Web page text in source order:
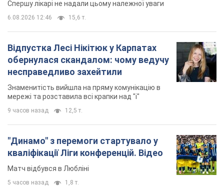
Спершу лікарі не надали цьому належної уваги
6.08.2026 12:46 15,6 т.
Відпустка Лесі Нікітюк у Карпатах
обернулася скандалом: чому ведучу
несправедливо захейтили
Знаменитість вийшла на пряму комунікацію в
мережі та розставила всі крапки над "і"
9 часов назад 12,5 т.
"Динамо" з перемоги стартувало у
кваліфікації Ліги конференцій. Відео
Матч відбувся в Любліні
5 часов назад 1,8 т.